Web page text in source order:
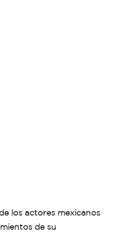
los actores mexicanos
de su